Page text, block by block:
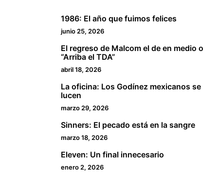
1986: El año que fuimos felices
junio 25, 2026
El regreso de Malcom el de en medio o
“Arriba el TDA”
abril 18, 2026
La oficina: Los Godínez mexicanos se
lucen
marzo 29, 2026
Sinners: El pecado está en la sangre
marzo 18, 2026
Eleven: Un final innecesario
enero 2, 2026